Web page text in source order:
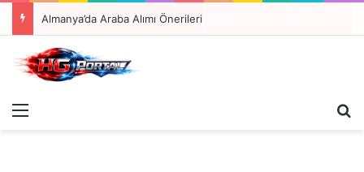
Almanya’da Araba Alımı Önerileri